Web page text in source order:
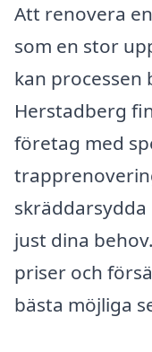
Att renovera
som en stor
kan processen
Herstadberg
företag med
just dina
priser och
bästa möjliga